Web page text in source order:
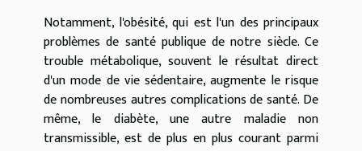
Notamment, l'obésité, qui est l'un des principaux
problèmes de santé publique de notre siècle. Ce
trouble métabolique, souvent le résultat direct
d'un mode de vie sédentaire, augmente le risque
de nombreuses autres complications de santé. De
même, le diabète, une autre maladie non
transmissible, est de plus en plus courant parmi